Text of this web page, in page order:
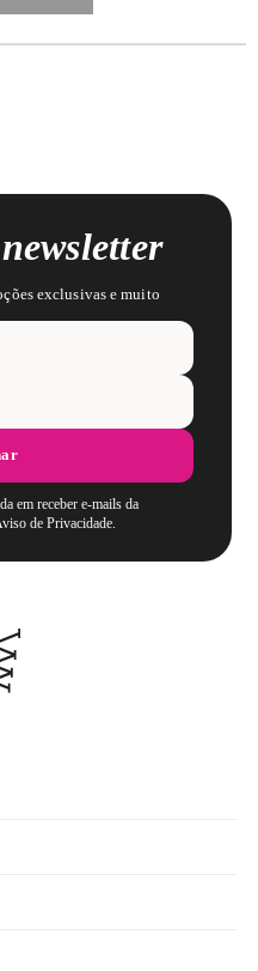
exclusivas e muito
em receber e-mails da
de Privacidade.